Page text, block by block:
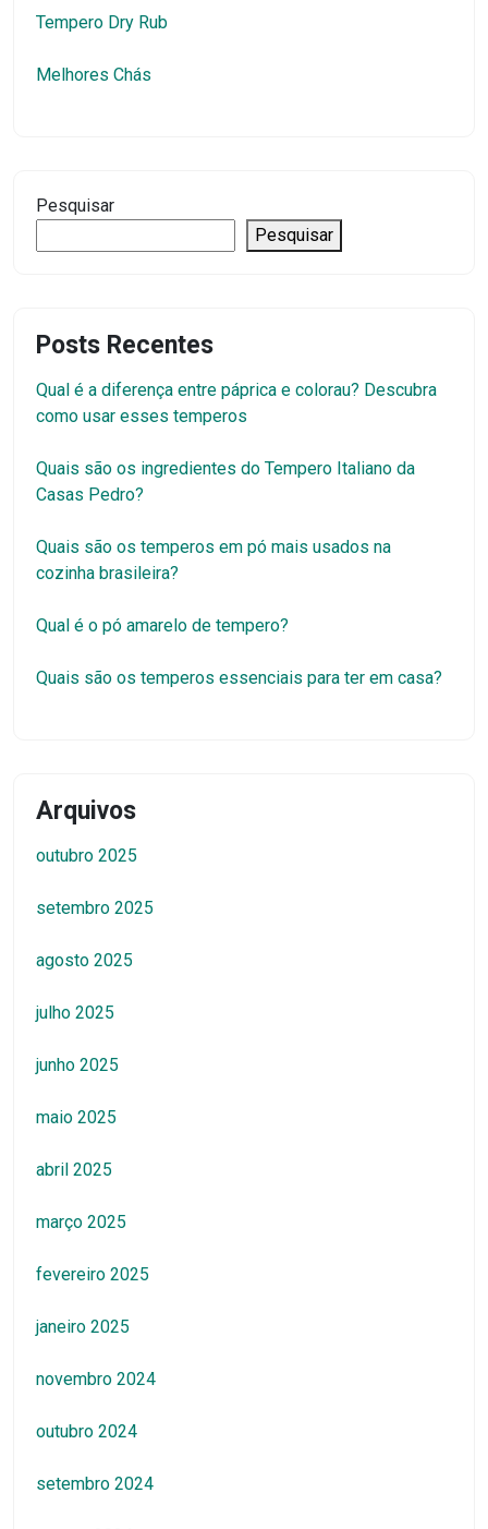
Tempero Dry Rub
Melhores Chás
Pesquisar
Pesquisar
Posts Recentes
Qual é a diferença entre páprica e colorau? Descubra
como usar esses temperos
Quais são os ingredientes do Tempero Italiano da
Casas Pedro?
Quais são os temperos em pó mais usados na
cozinha brasileira?
Qual é o pó amarelo de tempero?
Quais são os temperos essenciais para ter em casa?
Arquivos
outubro 2025
setembro 2025
agosto 2025
julho 2025
junho 2025
maio 2025
abril 2025
março 2025
fevereiro 2025
janeiro 2025
novembro 2024
outubro 2024
setembro 2024